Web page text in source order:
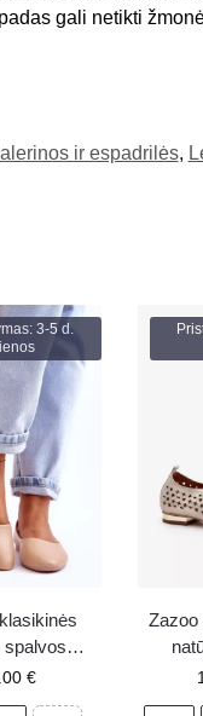
gali netikti
ir espadrilės,
3-5 d.
spalvos
Stacee
€
Zazoo